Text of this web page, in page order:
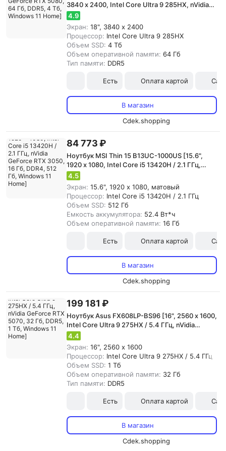
3840 x 2400, Intel Core Ultra 9 285HX, nVidia
GeForce RTX 5080, 64 Гб, DDR5, 4 Тб,
Windows 11 Home]
4.9
Экран: 18", 3840 x 2400
Процессор: Intel Core Ultra 9 285HX
Объем SSD: 4 Тб
Объем оперативной памяти: 64 Гб
Тип памяти: DDR5
Есть Оплата картой
В магазин
Cdek.shopping
84 773 ₽
Ноутбук MSI Thin 15 B13UC-1000US [15.6",
1920 x 1080, Intel Core i5 13420H / 2.1 ГГц,
nVidia GeForce RTX 3050, 16 Гб, DDR4, 512 Гб,
Windows 11 Home]
4.5
Экран: 15.6", 1920 x 1080, матовый
Процессор: Intel Core i5 13420H / 2.1 ГГц
Объем SSD: 512 Гб
Емкость аккумулятора: 52.4 Вт*ч
Объем оперативной памяти: 16 Гб
Есть Оплата картой
В магазин
Cdek.shopping
199 181 ₽
Ноутбук Asus FX608LP-BS96 [16", 2560 x 1600,
Intel Core Ultra 9 275HX / 5.4 ГГц, nVidia
GeForce RTX 5070, 32 Гб, DDR5, 1 Тб, Windows
11 Home]
4.4
Экран: 16", 2560 x 1600
Процессор: Intel Core Ultra 9 275HX / 5.4 ГГц
Объем SSD: 1 Тб
Объем оперативной памяти: 32 Гб
Тип памяти: DDR5
Есть Оплата картой
В магазин
Cdek.shopping